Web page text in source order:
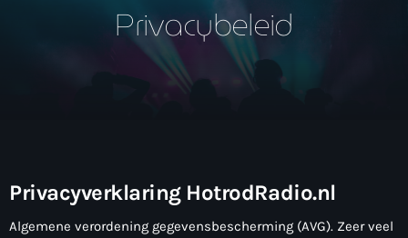
Programma
Stem Op Ons
Privacybeleid
Privacyverklaring HotrodRadio.nl
Algemene verordening gegevensbescherming (AVG). Zeer veel